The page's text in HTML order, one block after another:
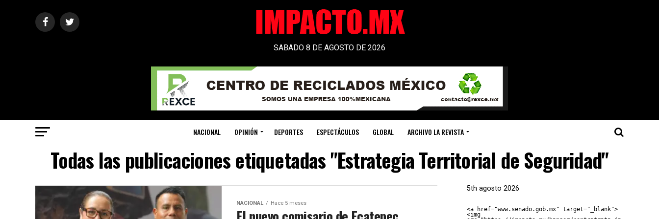
SABADO 8 DE AGOSTO DE 2026
NACIONAL OPINIÓN DEPORTES ESPECTÁCULOS GLOBAL ARCHIVO LA REVISTA
Todas las publicaciones etiquetadas "Estrategia Territorial de Seguridad"
NACIONAL Hace 5 meses
5th agosto 2026
<a href="www.senado.gob.mx" target="_blank">
<img